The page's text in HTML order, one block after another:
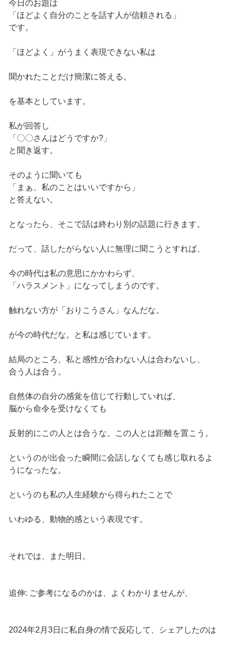
今日のお題は
「ほどよく自分のことを話す人が信頼される」
です。
「ほどよく」がうまく表現できない私は
聞かれたことだけ簡潔に答える。
を基本としています。
私が回答し
「〇〇さんはどうですか?」
と聞き返す。
そのように聞いても
「まぁ、私のことはいいですから」
と答えない。
となったら、そこで話は終わり別の話題に行きます。
だって、話したがらない人に無理に聞こうとすれば、
今の時代は私の意思にかかわらず、
「ハラスメント」になってしまうのです。
触れない方が「おりこうさん」なんだな。
が今の時代だな。と私は感じています。
結局のところ、私と感性が合わない人は合わないし、
合う人は合う。
自然体の自分の感覚を信じて行動していれば、
脳から命令を受けなくても
反射的にこの人とは合うな。この人とは距離を置こう。
というのが出会った瞬間に会話しなくても感じ取れるよ
うになったな。
というのも私の人生経験から得られたことで
いわゆる、動物的感という表現です。
それでは、また明日。
追伸: ご参考になるのかは、よくわかりませんが、
2024年2月3日に私自身の情で反応して、シェアしたのは